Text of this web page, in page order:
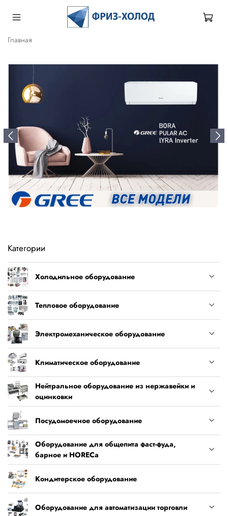
Главная
Категории
Холодильное оборудование
Тепловое оборудование
Электромеханическое оборудование
Климатическое оборудование
Нейтральное оборудование из нержавейки и
оцинковки
Посудомоечное оборудование
Оборудование для общепита фаст-фуда,
барное и HORECa
Кондитерское оборудование
Оборудование для автоматизации торговли